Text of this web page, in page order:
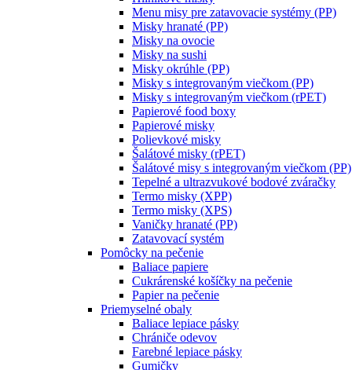
Menu misy pre zatavovacie systémy (PP)
Misky hranaté (PP)
Misky na ovocie
Misky na sushi
Misky okrúhle (PP)
Misky s integrovaným viečkom (PP)
Misky s integrovaným viečkom (rPET)
Papierové food boxy
Papierové misky
Polievkové misky
Šalátové misky (rPET)
Šalátové misy s integrovaným viečkom (PP)
Tepelné a ultrazvukové bodové zváračky
Termo misky (XPP)
Termo misky (XPS)
Vaničky hranaté (PP)
Zatavovací systém
Pomôcky na pečenie
Baliace papiere
Cukrárenské košíčky na pečenie
Papier na pečenie
Priemyselné obaly
Baliace lepiace pásky
Chrániče odevov
Farebné lepiace pásky
Gumičky